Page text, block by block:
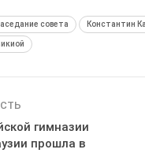
совета Константин
гимназии
прошла в